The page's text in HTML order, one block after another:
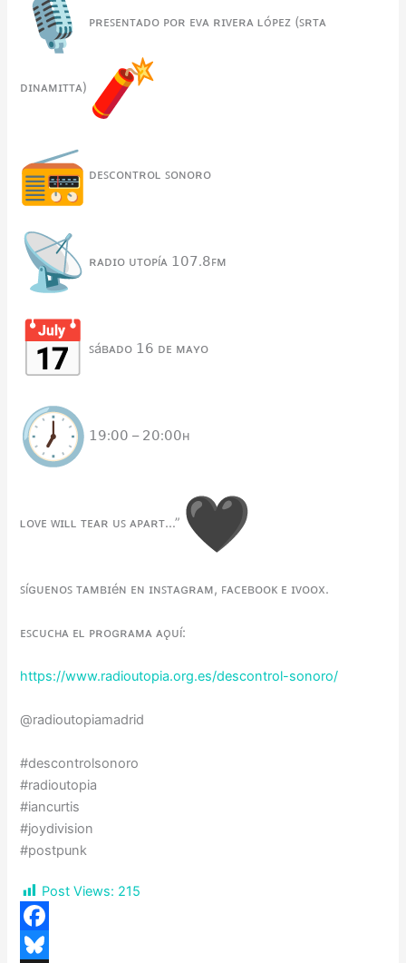
ᴘʀᴇꜱᴇɴᴛᴀᴅᴏ ᴘᴏʀ ᴇᴠᴀ ʀɪᴠᴇʀᴀ ʟóᴘᴇᴢ (ꜱʀᴛᴀ
ᴅɪɴᴀᴍɪᴛᴛᴀ)
ᴅᴇꜱᴄᴏɴᴛʀᴏʟ ꜱᴏɴᴏʀᴏ
ʀᴀᴅɪᴏ ᴜᴛᴏᴘíᴀ 𝟣𝟢𝟩.𝟪ꜰᴍ
ꜱáʙᴀᴅᴏ 𝟣𝟨 ᴅᴇ ᴍᴀʏᴏ
𝟣𝟫:𝟢𝟢 – 𝟤𝟢:𝟢𝟢ʜ
ʟᴏᴠᴇ ᴡɪʟʟ ᴛᴇᴀʀ ᴜꜱ ᴀᴘᴀʀᴛ…”
ꜱíɢᴜᴇɴᴏꜱ ᴛᴀᴍʙɪéɴ ᴇɴ ɪɴꜱᴛᴀɢʀᴀᴍ, ꜰᴀᴄᴇʙᴏᴏᴋ ᴇ ɪᴠᴏᴏx.
ᴇꜱᴄᴜᴄʜᴀ ᴇʟ ᴘʀᴏɢʀᴀᴍᴀ ᴀǫᴜí:
https://www.radioutopia.org.es/descontrol-sonoro/
@radioutopiamadrid
#descontrolsonoro
#radioutopia
#iancurtis
#joydivision
#postpunk
Post Views: 215
F